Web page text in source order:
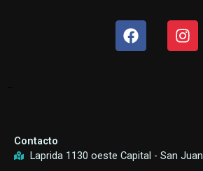
Contacto
Laprida 1130 oeste Capital - San Juan